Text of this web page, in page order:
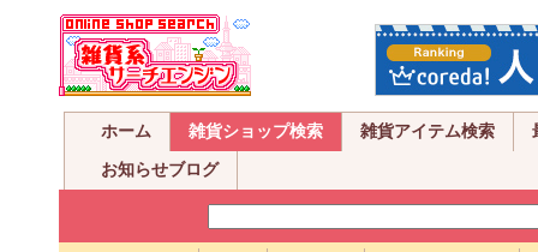
ホーム 雑貨ショップ検索 雑貨アイテム検索
お知らせブログ